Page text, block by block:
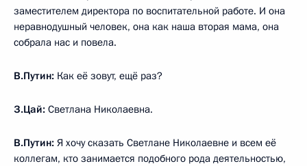
заместителем директора по воспитательной работе. И она
неравнодушный человек, она как наша вторая мама, она
собрала нас и повела.
В.Путин: Как её зовут, ещё раз?
З.Цай: Светлана Николаевна.
В.Путин: Я хочу сказать Светлане Николаевне и всем её
коллегам, кто занимается подобного рода деятельностью,